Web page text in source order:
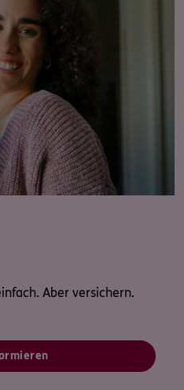
Aber versichern.